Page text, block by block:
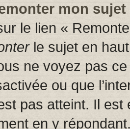
mon sujet
le lien «
le sujet en
ne voyez pas
ou que
pas atteint. Il
en y